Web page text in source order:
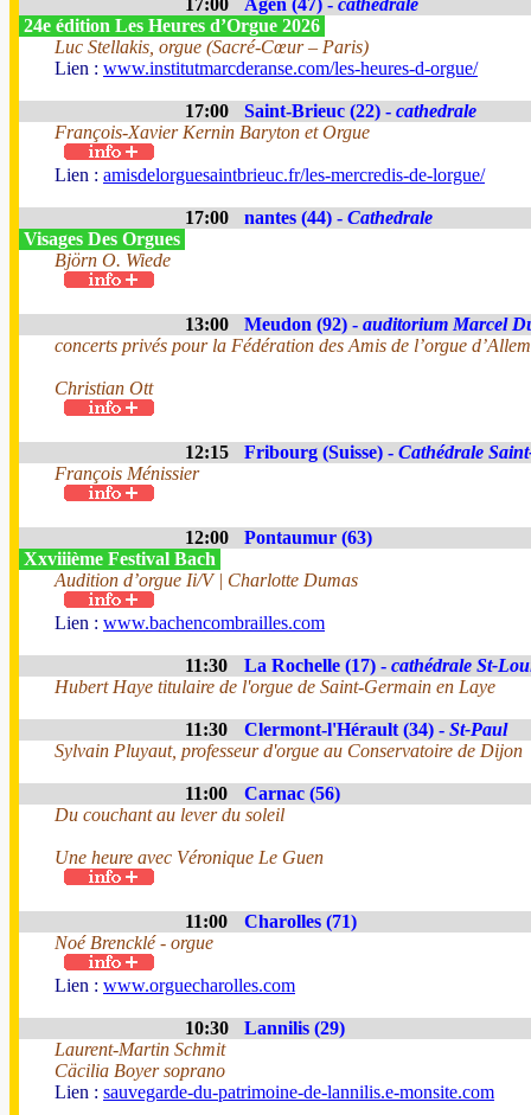
17:00 Agen (47) - cathedrale
24e édition Les Heures d’Orgue 2026
Luc Stellakis, orgue (Sacré-Cœur – Paris)
Lien : www.institutmarcderanse.com/les-heures-d-orgue/
17:00 Saint-Brieuc (22) - cathedrale
François-Xavier Kernin Baryton et Orgue
Lien : amisdelorguesaintbrieuc.fr/les-mercredis-de-lorgue/
17:00 nantes (44) - Cathedrale
Visages Des Orgues
Björn O. Wiede
13:00 Meudon (92) - auditorium Marcel
concerts privés pour la Fédération des Amis de l’orgue
Christian Ott
12:15 Fribourg (Suisse) - Cathédrale
François Ménissier
12:00
Pontaumur (63)
Xxviiième Festival Bach
Audition d’orgue Ii/V | Charlotte Dumas
Lien : www.bachencombrailles.com
11:30 La Rochelle (17) - cathédrale St-
Hubert Haye titulaire de l'orgue de Saint-Germain en Laye
11:30 Clermont-l'Hérault (34) - St-Paul
Sylvain Pluyaut, professeur d'orgue au Conservatoire de Dijon
11:00
Carnac (56)
Du couchant au lever du soleil
Une heure avec Véronique Le Guen
11:00
Charolles (71)
Noé Brencklé - orgue
Lien : www.orguecharolles.com
10:30
Lannilis (29)
Laurent-Martin Schmit
Cäcilia Boyer soprano
Lien : sauvegarde-du-patrimoine-de-lannilis.e-monsite.com